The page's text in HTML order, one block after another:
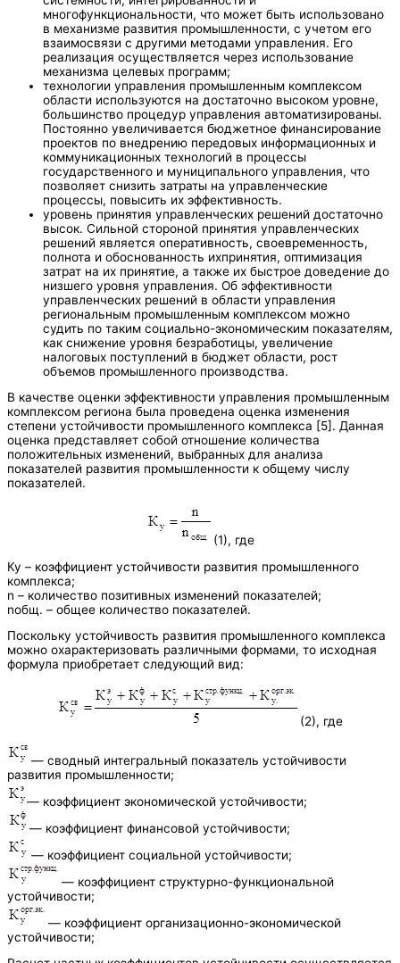
многофункциональности, что может быть использовано
в механизме развития промышленности, с учетом его
взаимосвязи с другими методами управления. Его
реализация осуществляется через использование
механизма целевых программ;
технологии управления промышленным комплексом
области используются на достаточно высоком уровне,
большинство процедур управления автоматизированы.
Постоянно увеличивается бюджетное финансирование
проектов по внедрению передовых информационных и
коммуникационных технологий в процессы
государственного и муниципального управления, что
позволяет снизить затраты на управленческие
процессы, повысить их эффективность.
уровень принятия управленческих решений достаточно
высок. Сильной стороной принятия управленческих
решений является оперативность, своевременность,
полнота и обоснованность ихпринятия, оптимизация
затрат на их принятие, а также их быстрое доведение до
низшего уровня управления. Об эффективности
управленческих решений в области управления
региональным промышленным комплексом можно
судить по таким социально-экономическим показателям,
как снижение уровня безработицы, увеличение
налоговых поступлений в бюджет области, рост
объемов промышленного производства.
В качестве оценки эффективности управления промышленным
комплексом региона была проведена оценка изменения
степени устойчивости промышленного комплекса [5]. Данная
оценка представляет собой отношение количества
положительных изменений, выбранных для анализа
показателей развития промышленности к общему числу
показателей.
(1), где
Ку – коэффициент устойчивости развития промышленного
комплекса;
n – количество позитивных изменений показателей;
nобщ. – общее количество показателей.
Поскольку устойчивость развития промышленного комплекса
можно охарактеризовать различными формами, то исходная
формула приобретает следующий вид:
(2), где
— сводный интегральный показатель устойчивости
развития промышленности;
— коэффициент экономической устойчивости;
— коэффициент финансовой устойчивости;
— коэффициент социальной устойчивости;
— коэффициент структурно-функциональной
устойчивости;
— коэффициент организационно-экономической
устойчивости;